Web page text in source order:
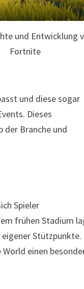
und Entwicklung
Fortnite
und diese sogar
Dieses
der Branche und
Spieler
frühen Stadium
Stützpunkte.
einen